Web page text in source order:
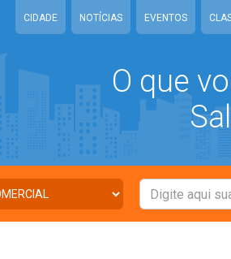
CIDADE NOTÍCIAS EVENTOS
O que